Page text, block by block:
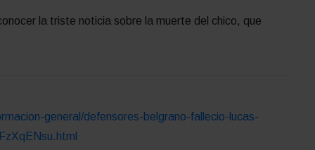
la triste noticia sobre la muerte del chico, que
general/defensores-belgrano-fallecio-lucas-